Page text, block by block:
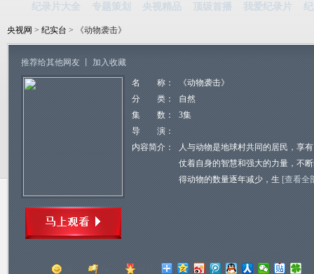
纪录片大全 专题策划 央视精品 顶级首播 我爱纪录片
央视网 > 纪实台 > 《动物袭击》
推荐给其他网友 加入收藏
名 称：
《动物袭击》
分 类：
自然
集 数：
3集
导 演：
内容简介：
人与动物是地球村共同的居民，享
仗着自身的智慧和强大的力量，不
得动物的数量逐年减少，生 [查看全